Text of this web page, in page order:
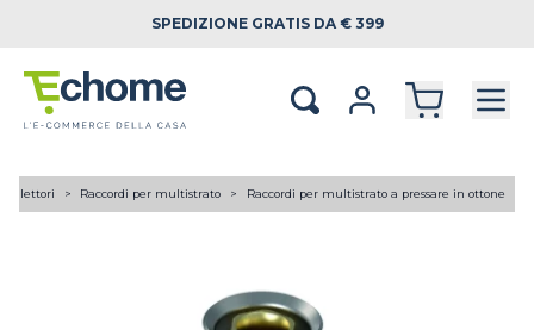
SPEDIZIONE GRATIS DA € 399
collettori Raccordi per multistrato Raccordi per multistrato a pressare in ottone